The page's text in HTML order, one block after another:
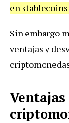
en
Sin embargo
ventajas y
Ventajas